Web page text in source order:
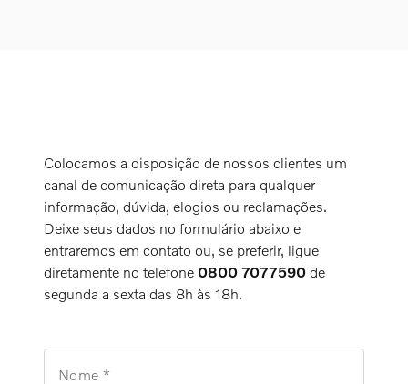
Colocamos a disposição de nossos clientes um
canal de comunicação direta para qualquer
informação, dúvida, elogios ou reclamações.
Deixe seus dados no formulário abaixo e
entraremos em contato ou, se preferir, ligue
diretamente no telefone 0800 7077590 de
segunda a sexta das 8h às 18h.
Nome *